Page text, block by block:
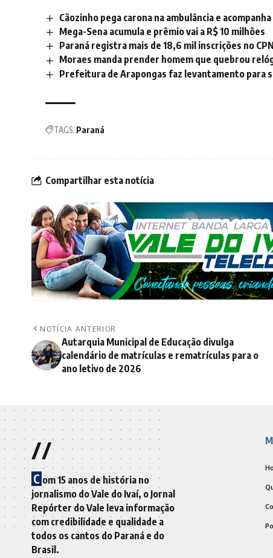
Cãozinho pega carona na ambulância e
Mega-Sena acumula e prêmio vai a R$ 10 milhões
Paraná registra mais de 18,6 mil inscrições no
Moraes manda prender homem que quebrou
Prefeitura de Arapongas faz levantamento para
TAGS: Paraná
Compartilhar esta notícia
NOTÍCIA ANTERIOR
Autarquia Municipal de Educação divulga
calendário de matrículas e rematrículas para o
ano letivo de 2026
//
C om 15 anos de história no
jornalismo do Vale do Ivaí, o Jornal
Repórter do Vale leva informação
com credibilidade e qualidade a
todos os cantos do Paraná e do
Brasil.